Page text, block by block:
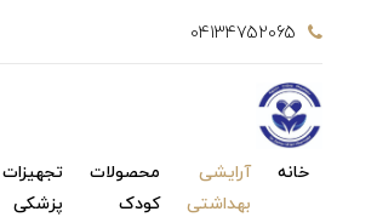
04134752065
خانه
آرایشی
بهداشتی
محصولات
کودک
تجهیزات
پزشکی